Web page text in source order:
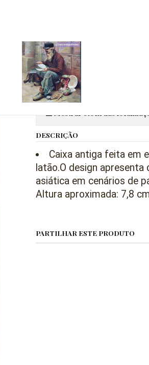
|
Caixa chinesa
Quantidade
Mostrar stock das
DESCRIÇÃO
Caixa antiga feita em
latão.O design
asiática em cenários de
Altura aproximada: 7,8
PARTILHAR ESTE PRODUTO